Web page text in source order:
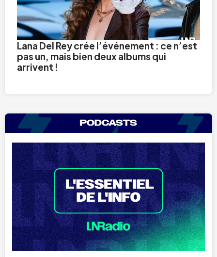
Lana Del Rey crée l’événement : ce n’est
pas un, mais bien deux albums qui
arrivent !